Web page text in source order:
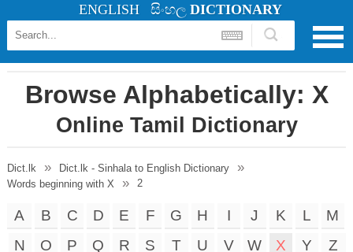
Browse Alphabetically: X
Online Tamil Dictionary
Dict.lk
Dict.lk - Sinhala to English Dictionary
Words beginning with X
2
A B C D E F G H I J K L
M
N
O P Q R S T U V W X Y Z
ENGLISH සිංහල DICTIONARY